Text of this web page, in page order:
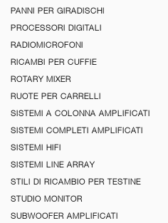
PANNI PER GIRADISCHI
PROCESSORI DIGITALI
RADIOMICROFONI
RICAMBI PER CUFFIE
ROTARY MIXER
RUOTE PER CARRELLI
SISTEMI A COLONNA AMPLIFICATI
SISTEMI COMPLETI AMPLIFICATI
SISTEMI HIFI
SISTEMI LINE ARRAY
STILI DI RICAMBIO PER TESTINE
STUDIO MONITOR
SUBWOOFER AMPLIFICATI